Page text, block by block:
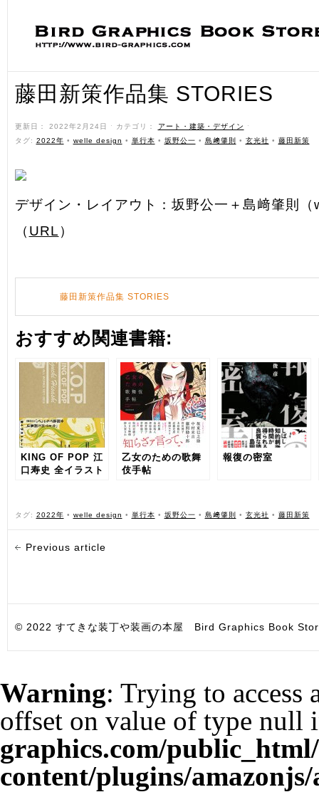
藤田新策作品集 STORIES
更新日： 2022年2月24日 ˑ カテゴリ： アート・建築・デザイン
ˑ
タグ: 2022年 • welle design • 単行本 • 坂野公一 • 島﨑肇則 • 玄光社 • 藤田新策
デザイン・レイアウト：坂野公一＋島﨑肇則
（ URL ）
藤田新策作品集 STORIES
おすすめ関連書籍:
KING OF POP 江
口寿史 全イラスト
乙女のための歌舞
伎手帖
報復の密室
タグ: 2022年 • welle design • 単行本 • 坂野公一 • 島﨑肇則 • 玄光社 • 藤田新策
Previous article
© 2022 すてきな装丁や装画の本屋 Bird Graphics Book
Warning: Trying to access
offset on value of type null
graphics.com/
content/plugins/